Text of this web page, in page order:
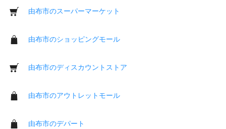
由布市のスーパーマーケット
由布市のショッピングモール
由布市のディスカウントストア
由布市のアウトレットモール
由布市のデパート